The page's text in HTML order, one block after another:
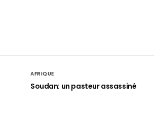
AFRIQUE
Soudan: un pasteur assassiné